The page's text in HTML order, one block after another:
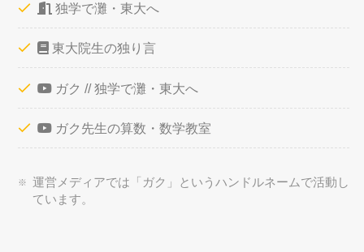
独学で灘・東大へ
東大院生の独り言
ガク // 独学で灘・東大へ
ガク先生の算数・数学教室
運営メディアでは「ガク」というハンドルネームで活動し
ています。